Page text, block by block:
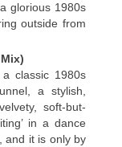
glorious 1980s
outside from
classic 1980s
a stylish,
soft-but-
in a dance
and it is only by